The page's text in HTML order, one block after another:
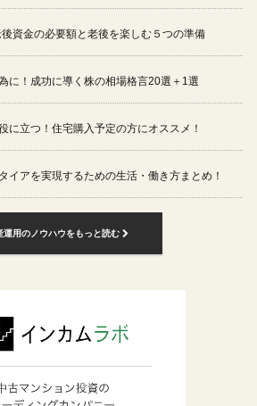
資金の必要額と老後を楽しむ５つの準備
に！成功に導く株の相場格言20選＋1選
に立つ！住宅購入予定の方にオススメ！
イアを実現するための生活・働き方まとめ！
運用のノウハウをもっと読む